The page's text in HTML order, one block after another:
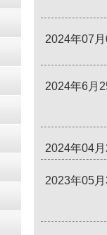
2024年07
2024年6月
2024年04
2023年05